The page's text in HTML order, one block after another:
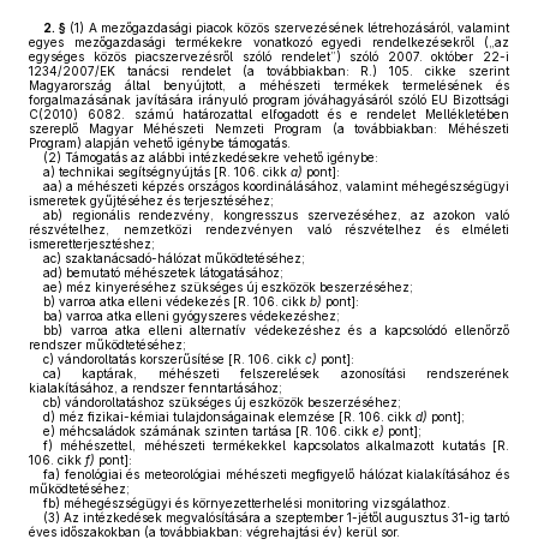
2. § (1) A mezőgazdasági piacok közös szervezésének létrehozásáról, valamint
egyes mezőgazdasági termékekre vonatkozó egyedi rendelkezésekről („az
egységes közös piacszervezésről szóló rendelet”) szóló 2007. október 22-i
1234/2007/EK tanácsi rendelet (a továbbiakban: R.) 105. cikke szerint
Magyarország által benyújtott, a méhészeti termékek termelésének és
forgalmazásának javítására irányuló program jóváhagyásáról szóló EU Bizottsági
C(2010) 6082. számú határozattal elfogadott és e rendelet Mellékletében
szereplő Magyar Méhészeti Nemzeti Program (a továbbiakban: Méhészeti
Program) alapján vehető igénybe támogatás.
(2) Támogatás az alábbi intézkedésekre vehető igénybe:
a) technikai segítségnyújtás [R. 106. cikk a) pont]:
aa) a méhészeti képzés országos koordinálásához, valamint méhegészségügyi
ismeretek gyűjtéséhez és terjesztéséhez;
ab) regionális rendezvény, kongresszus szervezéséhez, az azokon való
részvételhez, nemzetközi rendezvényen való részvételhez és elméleti
ismeretterjesztéshez;
ac) szaktanácsadó-hálózat működtetéséhez;
ad) bemutató méhészetek látogatásához;
ae) méz kinyeréséhez szükséges új eszközök beszerzéséhez;
b) varroa atka elleni védekezés [R. 106. cikk b) pont]:
ba) varroa atka elleni gyógyszeres védekezéshez;
bb) varroa atka elleni alternatív védekezéshez és a kapcsolódó ellenőrző
rendszer működtetéséhez;
c) vándoroltatás korszerűsítése [R. 106. cikk c) pont]:
ca) kaptárak, méhészeti felszerelések azonosítási rendszerének
kialakításához, a rendszer fenntartásához;
cb) vándoroltatáshoz szükséges új eszközök beszerzéséhez;
d) méz fizikai-kémiai tulajdonságainak elemzése [R. 106. cikk d) pont];
e) méhcsaládok számának szinten tartása [R. 106. cikk e) pont];
f) méhészettel, méhészeti termékekkel kapcsolatos alkalmazott kutatás [R.
106. cikk f) pont]:
fa) fenológiai és meteorológiai méhészeti megfigyelő hálózat kialakításához és
működtetéséhez;
fb) méhegészségügyi és környezetterhelési monitoring vizsgálathoz.
(3) Az intézkedések megvalósítására a szeptember 1-jétől augusztus 31-ig tartó
éves időszakokban (a továbbiakban: végrehajtási év) kerül sor.